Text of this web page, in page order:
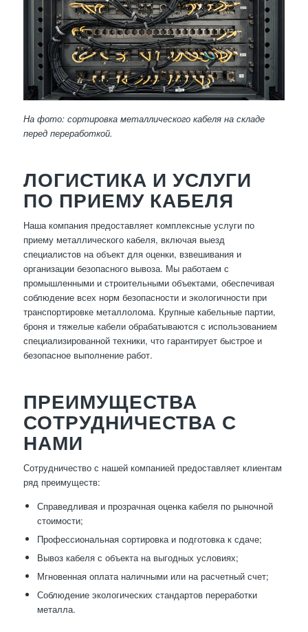
На фото: сортировка металлического кабеля на складе
перед переработкой.
ЛОГИСТИКА И УСЛУГИ
ПО ПРИЕМУ КАБЕЛЯ
Наша компания предоставляет комплексные услуги по
приему металлического кабеля, включая выезд
специалистов на объект для оценки, взвешивания и
организации безопасного вывоза. Мы работаем с
промышленными и строительными объектами, обеспечивая
соблюдение всех норм безопасности и экологичности при
транспортировке металлолома. Крупные кабельные партии,
броня и тяжелые кабели обрабатываются с использованием
специализированной техники, что гарантирует быстрое и
безопасное выполнение работ.
ПРЕИМУЩЕСТВА
СОТРУДНИЧЕСТВА С
НАМИ
Сотрудничество с нашей компанией предоставляет клиентам
ряд преимуществ:
Справедливая и прозрачная оценка кабеля по рыночной
стоимости;
Профессиональная сортировка и подготовка к сдаче;
Вывоз кабеля с объекта на выгодных условиях;
Мгновенная оплата наличными или на расчетный счет;
Соблюдение экологических стандартов переработки
металла.